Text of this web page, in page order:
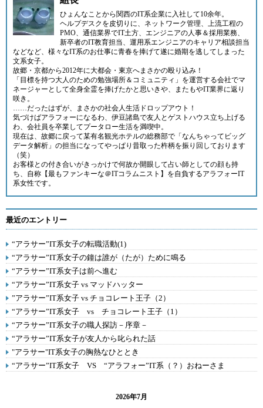
ひょんなことから関西のIT系企業に入社して10余年。
ヘルプデスクを皮切りに、ネットワーク管理、上流工程の
PMO、通信業界でIT土方、エンジニアの人事＆採用業務、
新卒者のIT教育担当、運用系エンジニアのキャリア相談担当
などなど、様々なIT系のお仕事に青春を捧げて遂に婚期を逃してしまった
文系女子。
故郷・京都から2012年に大都会・東京へまさかの殴り込み！
「目標を持つ大人のための勉強場所＆コミュニティ」 を運営する会社でマ
ネージャーとして全身全霊を捧げたかと思いきや、またもやIT業界に返り
咲き。
……だったはずが、まさかの社会人生活ドロップアウト！
気づけばアラフォーになるわ、伊豆諸島で友人とゲストハウス立ち上げる
わ、会社員を卒業してプータロー生活を満喫中。
現在は、故郷に戻って某有名観光ホテルの総務部で「なんちゃってビッグ
データ解析」の担当になってやっぱり昔取った杵柄を振り回しております
（笑）
お客様との付き合いがきっかけで何故か開眼して占い師としての顔も持
ち、自称【最もファンキーな＠ITコラムニスト】を自負するアラフォーIT
系女性です。
最近のエントリー
“アラサー”IT系女子の転職活動(1)
“アラサー”IT系女子の鐘は誰が（たが）ために鳴る
“アラサー”IT系女子は前へ進む
“アラサー”IT系女子 vs マッドハッター
”アラサー”IT系女子 vs チョコレート王子（2）
“アラサー”IT系女子 vs チョコレート王子（1）
“アラサー”IT系女子の職人探訪－序章－
“アラサー”IT系女子が友人から叱られた話
"アラサー"IT系女子の胸熱なひととき
“アラサー”IT系女子 VS “アラフォー”IT系（？）おねーさま
2026年7月